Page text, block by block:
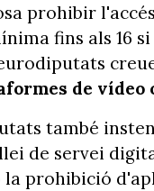
prohibir
fins als 16
de
també
de servei
prohibició